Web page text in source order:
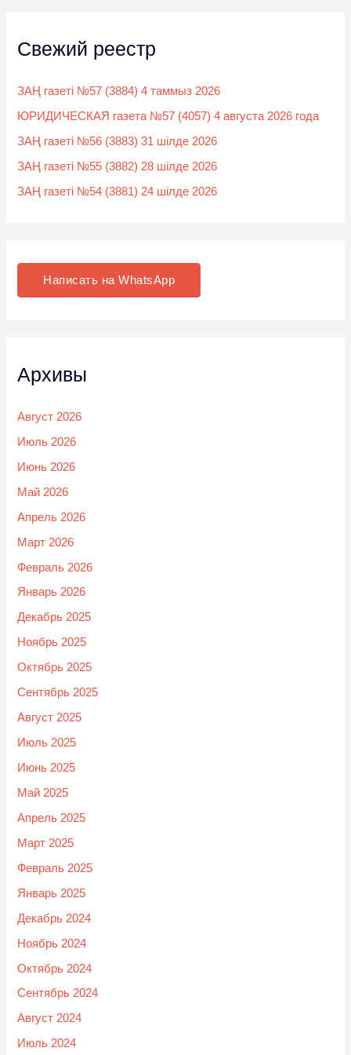
Свежий реестр
ЗАҢ газеті №57 (3884) 4 таммыз 2026
ЮРИДИЧЕСКАЯ газета №57 (4057) 4 августа 2026 года
ЗАҢ газеті №56 (3883) 31 шілде 2026
ЗАҢ газеті №55 (3882) 28 шілде 2026
ЗАҢ газеті №54 (3881) 24 шілде 2026
Написать на WhatsApp
Архивы
Август 2026
Июль 2026
Июнь 2026
Май 2026
Апрель 2026
Март 2026
Февраль 2026
Январь 2026
Декабрь 2025
Ноябрь 2025
Октябрь 2025
Сентябрь 2025
Август 2025
Июль 2025
Июнь 2025
Май 2025
Апрель 2025
Март 2025
Февраль 2025
Январь 2025
Декабрь 2024
Ноябрь 2024
Октябрь 2024
Сентябрь 2024
Август 2024
Июль 2024